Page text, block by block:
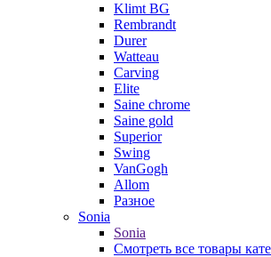
Klimt BG
Rembrandt
Durer
Watteau
Carving
Elite
Saine chrome
Saine gold
Superior
Swing
VanGogh
Allom
Разное
Sonia
Sonia
Смотреть все товары